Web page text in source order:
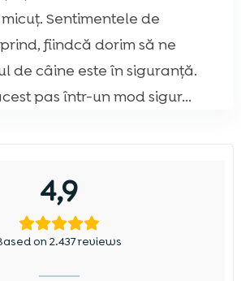
Sentimentele de
fiindcă dorim să ne
de câine este în siguranță.
pas într-un mod sigur...
4,9
on 2.437 reviews